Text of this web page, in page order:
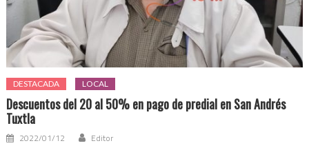
DESTACADA LOCAL
Descuentos del 20 al 50% en pago de predial en San Andrés
Tuxtla
2022/01/12 Editor